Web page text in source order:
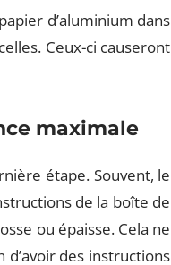
d’aluminium dans
Ceux-ci causeront
maximale
étape. Souvent, le
de la boîte de
ou épaisse. Cela ne
des instructions